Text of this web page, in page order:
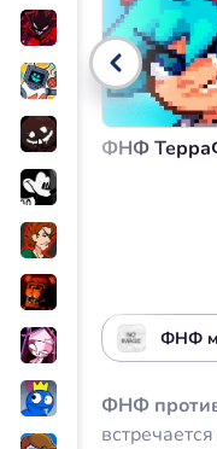
ФНФ
ФНФ
ФНФ